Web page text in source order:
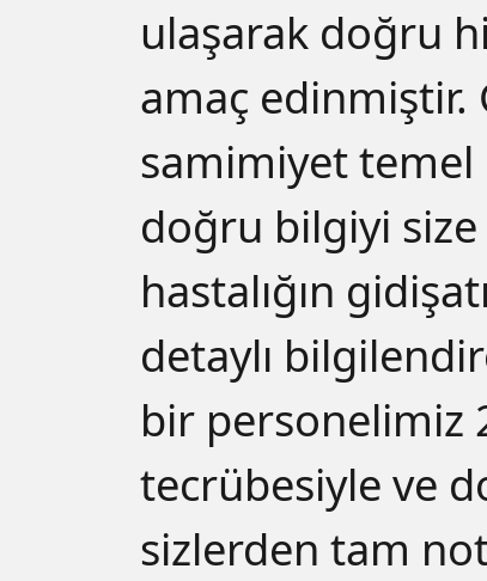
ulaşarak doğru
amaç edinmiştir.
samimiyet temel
doğru bilgiyi
hastalığın
detaylı
bir personelimiz
tecrübesiyle ve
sizlerden tam